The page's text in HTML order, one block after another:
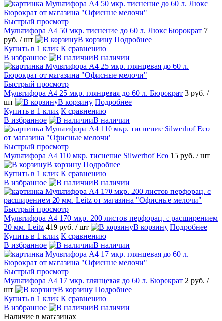
Быстрый просмотр
Мультифора А4 50 мкр. тиснение до 60 л. Люкс Бюрократ 7
руб. / шт В корзину Подробнее
Купить в 1 клик К сравнению
В избранное
В наличии
Быстрый просмотр
Мультифора А4 25 мкр. глянцевая до 60 л. Бюрократ 3 руб. /
шт
В корзину Подробнее
Купить в 1 клик К сравнению
В избранное
В наличии
Быстрый просмотр
Мультифора А4 110 мкр. тиснение Silwerhof Eco 15 руб. / шт
В корзину Подробнее
Купить в 1 клик К сравнению
В избранное
В наличии
Быстрый просмотр
Мультифора А4 170 мкр. 200 листов перфорац. с расширением
20 мм. Leitz 419 руб. / шт В корзину Подробнее
Купить в 1 клик К сравнению
В избранное
В наличии
Быстрый просмотр
Мультифора А4 17 мкр. глянцевая до 60 л. Бюрократ 2 руб. /
шт
В корзину Подробнее
Купить в 1 клик К сравнению
В избранное
В наличии
Наличие в магазинах